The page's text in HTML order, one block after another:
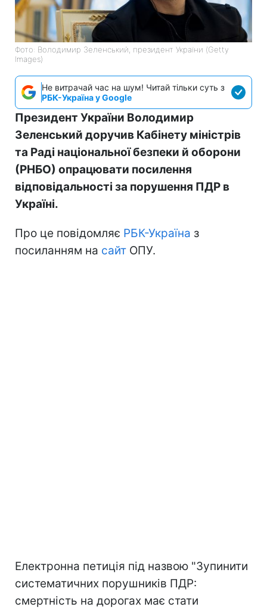
Фото: Володимир Зеленський, президент України (Getty
Images)
Не витрачай час на шум! Читай тільки суть з
РБК-Україна у Google
Президент України Володимир
Зеленський доручив Кабінету міністрів
та Раді національної безпеки й оборони
(РНБО) опрацювати посилення
відповідальності за порушення ПДР в
Україні.
Про це повідомляє РБК-Україна з
посиланням на сайт ОПУ.
Електронна петиція під назвою "Зупинити
систематичних порушників ПДР:
смертність на дорогах має стати